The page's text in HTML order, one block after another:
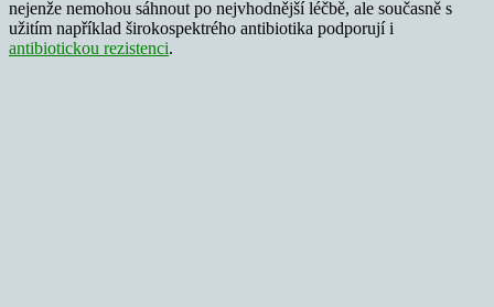
nejenže nemohou sáhnout po nejvhodnější léčbě, ale současně s
užitím například širokospektrého antibiotika podporují i
antibiotickou rezistenci.